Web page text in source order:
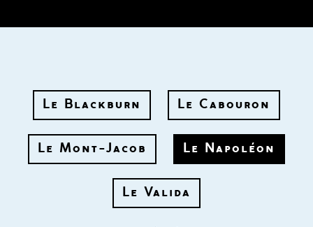
Le Blackburn Le Cabouron
Le Mont-Jacob Le Napoléon
Le Valida